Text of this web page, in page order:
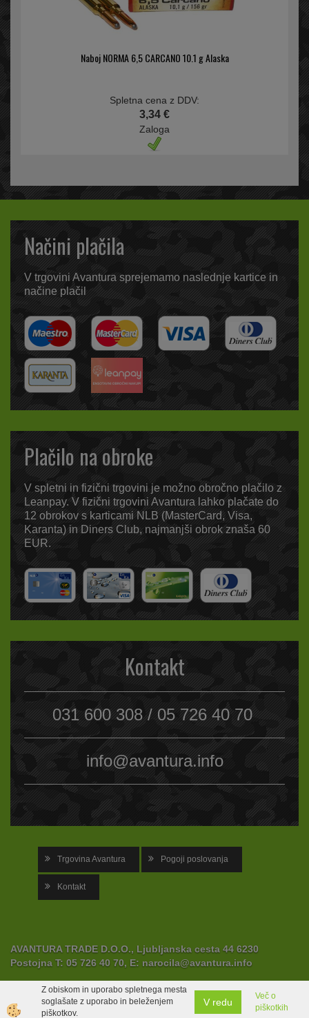
Naboj NORMA 6,5 CARCANO 10.1 g Alaska
Spletna cena z DDV:
3,34 €
Zaloga
Načini plačila
V trgovini Avantura sprejemamo naslednje kartice in
načine plačil
Plačilo na obroke
V spletni in fizični trgovini je možno obročno plačilo z
Leanpay. V fizični trgovini Avantura lahko plačate do
12 obrokov s karticami NLB (MasterCard, Visa,
Karanta) in Diners Club, najmanjši obrok znaša 60
EUR.
Kontakt
031 600 308 / 05 726 40 70
info@avantura.info
Trgovina Avantura Pogoji poslovanja
Kontakt
AVANTURA TRADE D.O.O., Ljubljanska cesta 44 6230
Postojna T: 05 726 40 70, E: narocila@avantura.info
Izdelava spletne trgovine
Z obiskom in uporabo spletnega mesta
soglašate z uporabo in beleženjem
piškotkov.
V redu
Več o
piškotkih